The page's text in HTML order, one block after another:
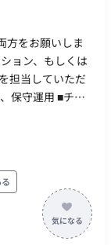
方をお願いしま
ョン、もしくは
担当していただ
・
相談は可能です